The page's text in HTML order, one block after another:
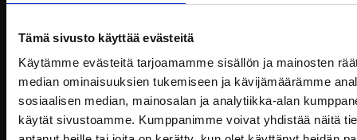
Tämä sivusto käyttää evästeitä
Käytämme evästeitä tarjoamamme sisällön ja mainosten
median ominaisuuksien tukemiseen ja kävijämäärämme
sosiaalisen median, mainosalan ja analytiikka-alan
käytät sivustoamme. Kumppanimme voivat yhdistää näitä
Ottelut
Pikkujoulut
Liput ja kausikortit